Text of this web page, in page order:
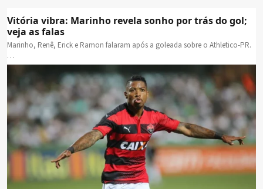
Vitória vibra: Marinho revela sonho por trás do gol;
veja as falas
Marinho, Renê, Erick e Ramon falaram após a goleada sobre o Athletico-PR.
…